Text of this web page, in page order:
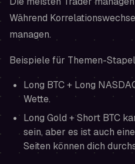
Während
managen.
Beispiele für Themen-
Long BTC + Long
Wette.
Long Gold + Short BTC
sein, aber es ist auch
Seiten können dich